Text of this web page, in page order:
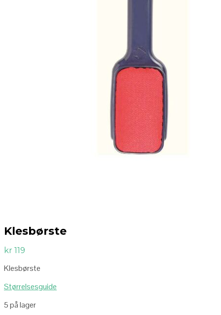
Klesbørste
kr 119
Klesbørste
Størrelsesguide
5 på lager